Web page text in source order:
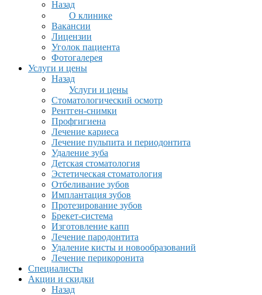
Назад
О клинике
Вакансии
Лицензии
Уголок пациента
Фотогалерея
Услуги и цены
Назад
Услуги и цены
Стоматологический осмотр
Рентген-снимки
Профгигиена
Лечение кариеса
Лечение пульпита и периодонтита
Удаление зуба
Детская стоматология
Эстетическая стоматология
Отбеливание зубов
Имплантация зубов
Протезирование зубов
Брекет-система
Изготовление капп
Лечение пародонтита
Удаление кисты и новообразований
Лечение перикоронита
Специалисты
Акции и скидки
Назад